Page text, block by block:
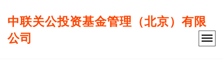
中联关公投资基金管理（北京）有限
公司